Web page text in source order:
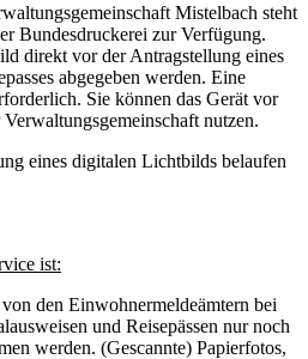
Mistelbach steht
Bundesdruckerei zur Verfügung.
direkt vor der Antragstellung eines
abgegeben werden. Eine
Sie können das Gerät vor
nutzen.
eines digitalen Lichtbilds belaufen
ist:
den Einwohnermeldeämtern bei
und Reisepässen nur noch
werden. (Gescannte) Papierfotos,